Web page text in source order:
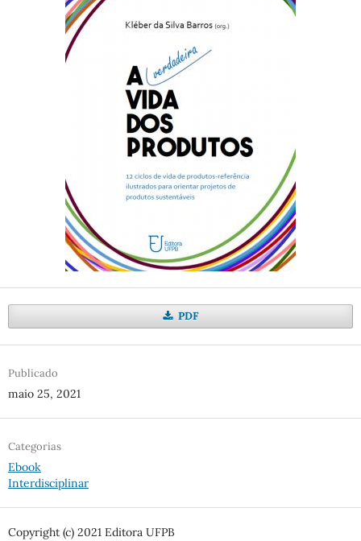
PDF
Publicado
maio 25, 2021
Categorias
Ebook
Interdisciplinar
Copyright (c) 2021 Editora UFPB